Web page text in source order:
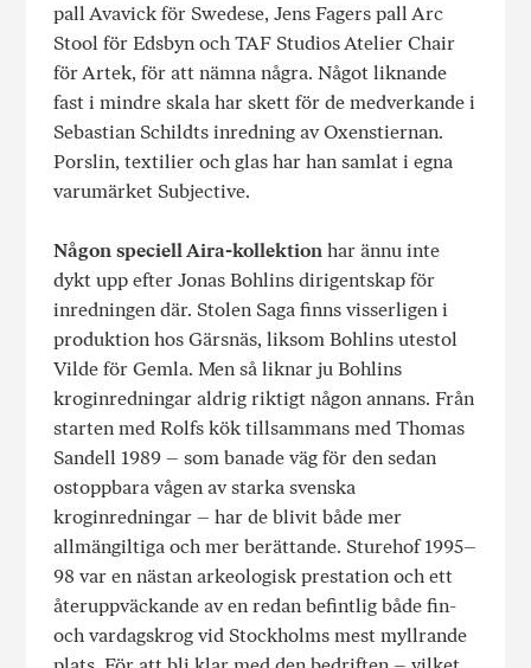
pall Avavick för Swedese, Jens Fagers pall Arc
Stool för Edsbyn och TAF Studios Atelier Chair
för Artek, för att nämna några. Något liknande
fast i mindre skala har skett för de medverkande i
Sebastian Schildts inredning av Oxenstiernan.
Porslin, textilier och glas har han samlat i egna
varumärket Subjective.
Någon speciell Aira-kollektionhar ännu inte
dykt upp efter Jonas Bohlins dirigentskap för
inredningen där. Stolen Saga finns visserligen i
produktion hos Gärsnäs, liksom Bohlins utestol
Vilde för Gemla. Men så liknar ju Bohlins
kroginredningar aldrig riktigt någon annans. Från
starten med Rolfs kök tillsammans med Thomas
Sandell 1989 – som banade väg för den sedan
ostoppbara vågen av starka svenska
kroginredningar – har de blivit både mer
allmängiltiga och mer berättande. Sturehof 1995–
98 var en nästan arkeologisk prestation och ett
återuppväckande av en redan befintlig både fin-
och vardagskrog vid Stockholms mest myllrande